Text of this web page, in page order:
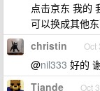
点击京东 我的
可以换成其他
christin Oct
@nil333 好的
Tiande Oct